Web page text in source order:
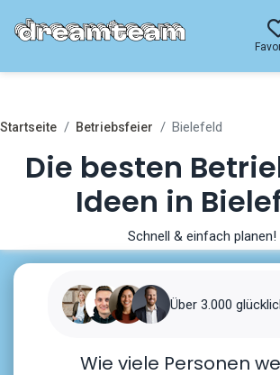
Startseite Betriebsfeier Bielefeld
Die besten
Ideen in
Schnell & einfach planen!
Über 3.000
Wie viele Personen